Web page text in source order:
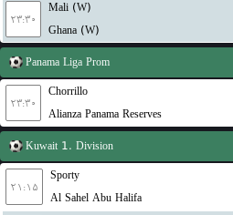
۲۳:۳۰
Mali (W)
Ghana (W)
Panama Liga Prom
۲۳:۳۰
Chorrillo
Alianza Panama Reserves
Kuwait 1. Division
۲۱:۱۵
Sporty
Al Sahel Abu Halifa